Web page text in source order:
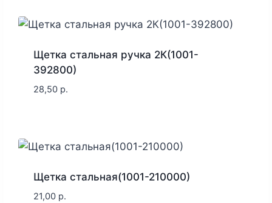
Щетка стальная ручка 2К(1001-
392800)
28,50 р.
Щетка стальная(1001-210000)
21,00 р.